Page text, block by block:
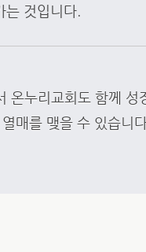
것입니다.
누리교회도 함께 성
매를 맺을 수 있습니